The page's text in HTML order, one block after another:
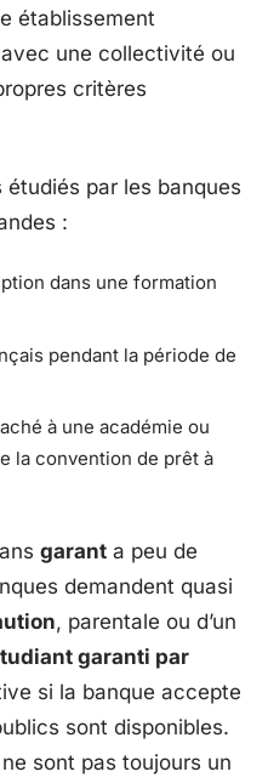
établissement
une collectivité ou
critères
par les banques
:
dans une formation
pendant la période de
à une académie ou
la convention de prêt à
garant a peu de
demandent quasi
, parentale ou d’un
garanti par
si la banque accepte
sont disponibles.
sont pas toujours un